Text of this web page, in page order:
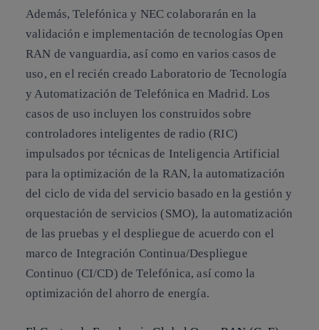
Además, Telefónica y NEC colaborarán en la
validación e implementación de tecnologías Open
RAN de vanguardia, así como en varios casos de
uso, en el recién creado Laboratorio de Tecnología
y Automatización de Telefónica en Madrid. Los
casos de uso incluyen los construidos sobre
controladores inteligentes de radio (RIC)
impulsados por técnicas de Inteligencia Artificial
para la optimización de la RAN, la automatización
del ciclo de vida del servicio basado en la gestión y
orquestación de servicios (SMO), la automatización
de las pruebas y el despliegue de acuerdo con el
marco de Integración Continua/Despliegue
Continuo (CI/CD) de Telefónica, así como la
optimización del ahorro de energía.